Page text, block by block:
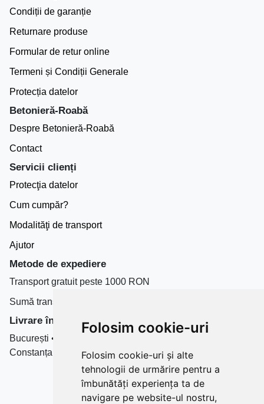
Folosim cookie-uri
Folosim cookie-uri și alte
tehnologii de urmărire pentru a
îmbunătăți experiența ta de
navigare pe website-ul nostru,
Condiții de garanție
Returnare produse
Formular de retur online
Termeni și Condiții Generale
Protecția datelor
Betonieră-Roabă
Despre Betonieră-Roabă
Contact
Servicii clienți
Protecţia datelor
Cum cumpăr?
Modalităţi de transport
Ajutor
Metode de expediere
Transport gratuit peste 1000 RON
Sumă transport de la 19.99 RON
Livrare în toate țară
București • Cluj-Napoca • Brașov • Timișoara • Iași •
Constanța • Craiova
Plăți cu card bancar prin